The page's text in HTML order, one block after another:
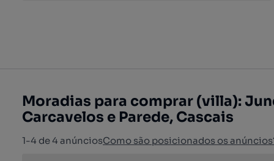
Moradias para comprar (villa):
Carcavelos e Parede, Cascais
1-4 de 4 anúnciosComo são posicionados os